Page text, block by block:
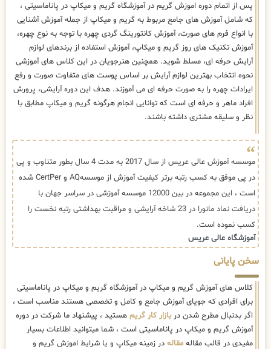
پس از اتمام دوره اموزش گریم در آموزشگاه گریم و میکاپ در پاناماسیتی ،
که شامل آموزش های جامع مربوط به گریم و میکاپ از جمله آموزش آشنایی
با انواع فرم های صورت، آموزش کانتورینگ گردی چهره با توجه به نوع چهره،
آموزش تکنیک های روز گریم و میکاپ، آموزش استفاده از برندهای لوازم
آرایش حرفه ای، مسلط شوید. همچنین هنرجویان در این کلاس های آموزشی
نحوه انتخاب بهترین لوازم آرایش بر اساس پوست های متفاوت صورت و رفع
ایرادات چهره را به صورت حرفه ای می آموزند. هدف این دوره آرایشی، پرورش
افراد ماهر و حرفه ای است که توانایی انجام هرگونه گریم و میکاپ مطابق با
نظر و سلیقه مشتری داشته باشند.
موسسه آموزش عالی عریس از سال 2017 به مدت 4 سال بطور متناوب و پی
در پی موفق به کسب رتبه برتر کیفیت آموزش از موسسهAQ و CertPer شده
است ، این مجموعه در بین 12000 موسسه آموزشی در سراسر جهان با
دریافت نماد مانورا در 23 شاخه آرایشی و مراقبت بهداشتی رتبه نخست را
کسب نموده است.
آموزشگاه عالی عریس
سخن پایانی
کلاس های آموزش گریم و میکاپ در آموزشگاه گریم و میکاپ در پاناماسیتی
برای افرادی که جویای آموزش جامع و کامل و تخصصی هستند مناسب است ،
اگر بدنبال مطرح شدن دربازار کار گریم هستید ، پیشنهاد ما شرکت در دوره
آموزش گریم و میکاپ در پاناماسیتی است ، شما میتوانید اطلاعات بسیار
مفیدی در قالب مقاله مقاله در زمینه میکاپ و یا شرایط اموزش گریم و